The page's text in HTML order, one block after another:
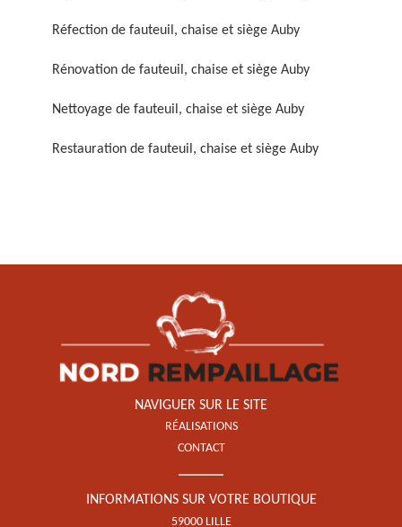
Rénovation de fauteuil,
chaise et siège 59
Nettoyage de fauteuil,
chaise et siège 59
Restauration de fauteuil,
chaise et siège 59
Réfection de fauteuil, chaise et siège Auby
Rénovation de fauteuil, chaise et siège Auby
Nettoyage de fauteuil, chaise et siège Auby
Restauration de fauteuil, chaise et siège Auby
NAVIGUER SUR LE SITE
RÉALISATIONS
CONTACT
INFORMATIONS SUR VOTRE BOUTIQUE
59000 LILLE